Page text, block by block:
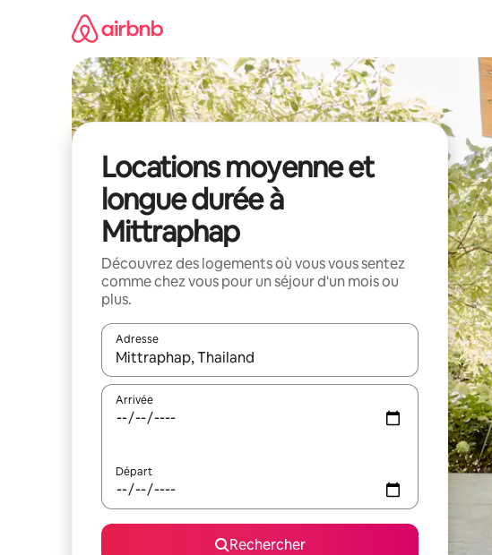
Locations moyenne et
longue durée à
Mittraphap
Découvrez des logements où vous vous sentez
comme chez vous pour un séjour d'un mois ou
plus.
Adresse
Lorsque les résultats s'affichent, utilisez les flèches vers le haut
Arrivée
Départ
Rechercher